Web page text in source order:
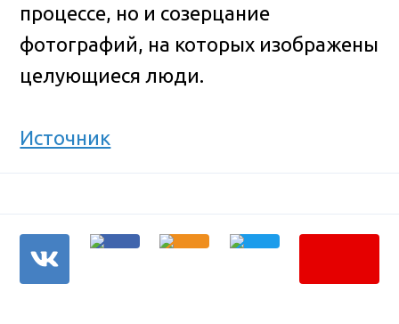
процессе, но и созерцание
фотографий, на которых изображены
целующиеся люди.
Источник